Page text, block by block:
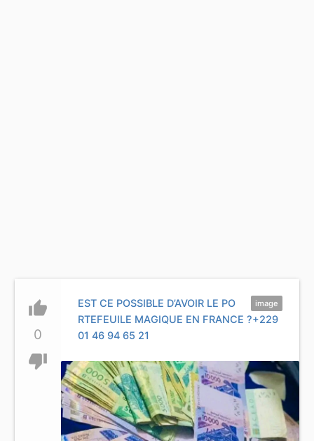
thumb_up
0
thumb_down
image
EST CE POSSIBLE D’AVOIR LE PO
RTEFEUILE MAGIQUE EN FRANCE ?+229
01 46 94 65 21